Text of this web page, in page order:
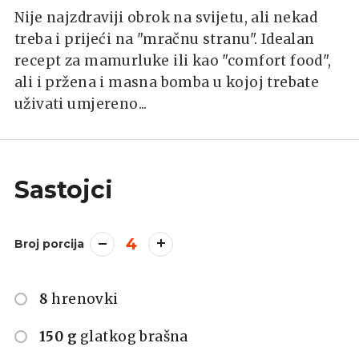
Nije najzdraviji obrok na svijetu, ali nekad
treba i prijeći na "mračnu stranu". Idealan
recept za mamurluke ili kao "comfort food",
ali i pržena i masna bomba u kojoj trebate
uživati umjereno...
Sastojci
Broj porcija 4
8 hrenovki
150 g glatkog brašna